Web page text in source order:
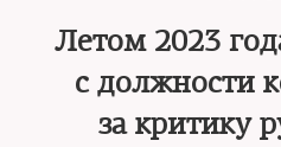
Летом 2023
с должности
за критику